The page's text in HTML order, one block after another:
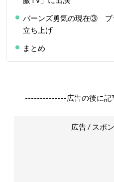
バーンズ勇気の現在③ ブ
立ち上げ
まとめ
--------------広告の後に
広告 / スポ